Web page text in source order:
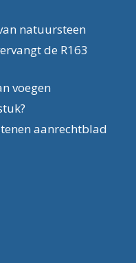
natuursteen
de R163
voegen
aanrechtblad